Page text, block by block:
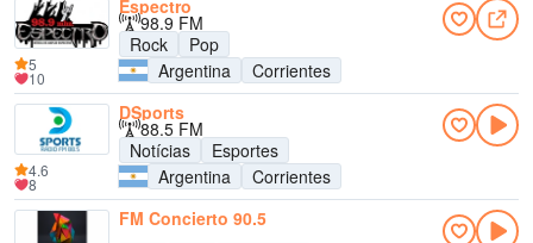
Espectro
98.9 FM
Rock
Pop
Argentina
Corrientes
5
10
DSports
88.5 FM
Notícias
Esportes
Argentina
Corrientes
4.6
8
FM Concierto 90.5